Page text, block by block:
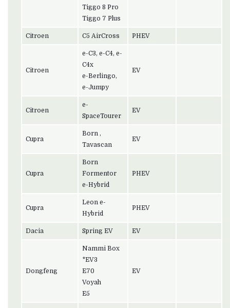
Tiggo 8 Pro
Tiggo 7 Plus
Citroen C5 AirCross PHEV
Citroen
e-C3, e-C4, e-
C4x
e-Berlingo,
e-Jumpy
EV
Citroen
e-
SpaceTourer
EV
Cupra
Born ,
Tavascan
EV
Cupra
Born
Formentor
e-Hybrid
PHEV
Cupra
Leon e-
Hybrid
PHEV
Dacia Spring EV EV
Dongfeng
Nammi Box
*EV3
E70
Voyah
E5
EV